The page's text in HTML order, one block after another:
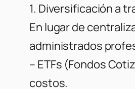
1. Diversificación a
En lugar de
administrados
– ETFs (Fondos
costos.